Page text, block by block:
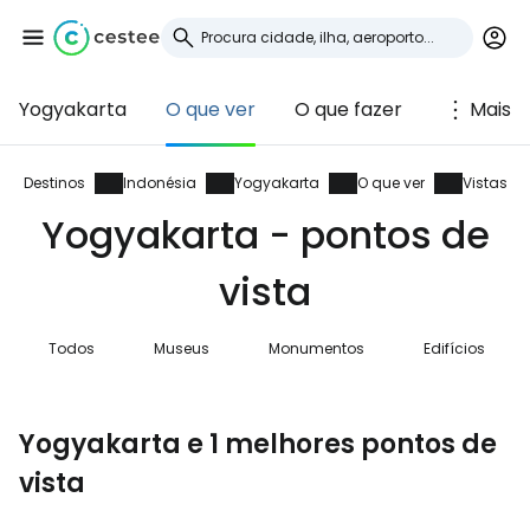
Yogyakarta O que ver O que fazer Mais
Destinos Indonésia Yogyakarta O que ver Vistas
Yogyakarta - pontos de
vista
Todos Museus Monumentos Edifícios
Yogyakarta e 1 melhores pontos de
vista
Iniciar sessão no
Cestee
... a comunidade mundial de viajantes